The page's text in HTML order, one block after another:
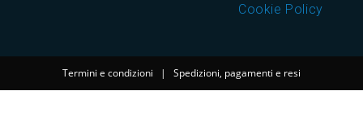
Cookie Policy
Termini e condizioni | Spedizioni, pagamenti e resi